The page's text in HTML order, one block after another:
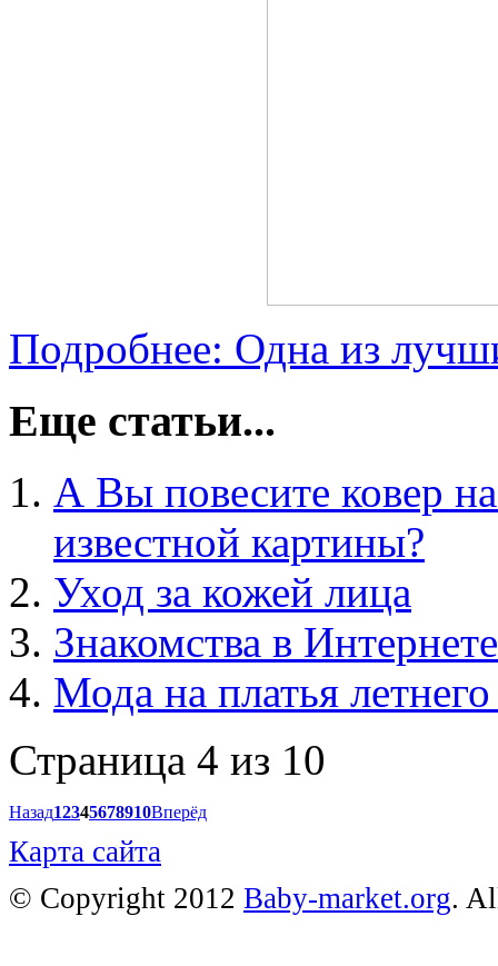
Подробнее: Одна из
Еще статьи...
А Вы повесите ковер
известной картины?
Уход за кожей лица
Знакомства в Интернете
Мода на платья летнего
Страница 4 из 10
Назад12345678910Вперёд
Карта сайта
© Copyright 2012 Baby-market.org.